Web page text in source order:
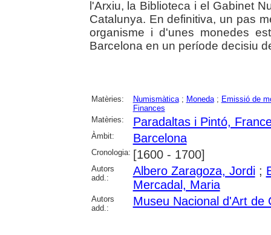
l'Arxiu, la Biblioteca i el Gabinet
Catalunya. En definitiva, un pas
organisme i d'unes monedes
Barcelona en un període decisiu
Matèries: Numismàtica; Moneda; Emissió de
Finances
Matèries:
Paradaltas i Pintó,
Àmbit: Barcelona
Cronologia: [1600 - 1700]
Autors
add.:
Albero Zaragoza, Jordi;
Mercadal, Maria
Autors
add.:
Museu Nacional d'Art de